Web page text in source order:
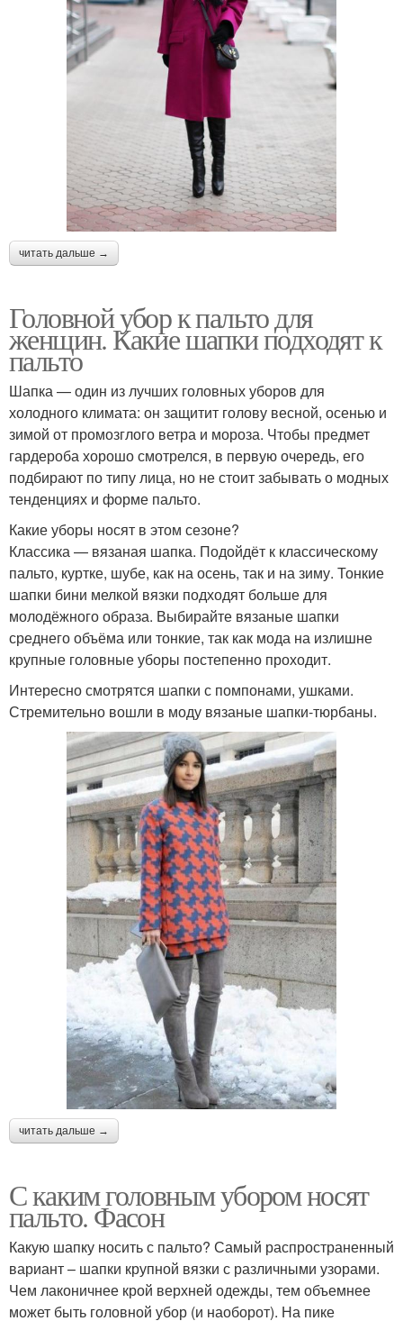
читать дальше →
Головной убор к пальто для
женщин. Какие шапки подходят к
пальто
Шапка — один из лучших головных уборов для
холодного климата: он защитит голову весной, осенью и
зимой от промозглого ветра и мороза. Чтобы предмет
гардероба хорошо смотрелся, в первую очередь, его
подбирают по типу лица, но не стоит забывать о модных
тенденциях и форме пальто.
Какие уборы носят в этом сезоне?
Классика — вязаная шапка. Подойдёт к классическому
пальто, куртке, шубе, как на осень, так и на зиму. Тонкие
шапки бини мелкой вязки подходят больше для
молодёжного образа. Выбирайте вязаные шапки
среднего объёма или тонкие, так как мода на излишне
крупные головные уборы постепенно проходит.
Интересно смотрятся шапки с помпонами, ушками.
Стремительно вошли в моду вязаные шапки-тюрбаны.
читать дальше →
С каким головным убором носят
пальто. Фасон
Какую шапку носить с пальто? Самый распространенный
вариант – шапки крупной вязки с различными узорами.
Чем лаконичнее крой верхней одежды, тем объемнее
может быть головной убор (и наоборот). На пике